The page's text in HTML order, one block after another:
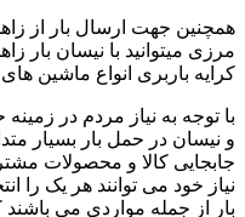
همچنین جهت ارسال بار از
مرزی میتوانید با نیسان بار
کرایه باربری انواع ماشین
با توجه به نیاز مردم در
و نیسان در حمل بار بسیار
جابجایی کالا و محصولات
نیاز خود می توانند هر یک را
بار از جمله مواردی می باشند